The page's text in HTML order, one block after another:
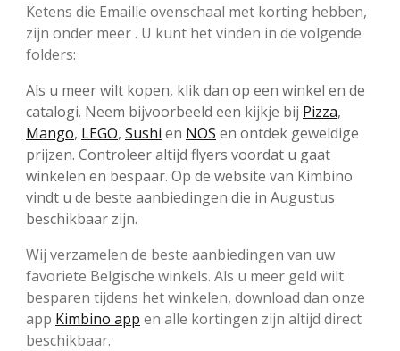
Ketens die Emaille ovenschaal met korting hebben,
zijn onder meer . U kunt het vinden in de volgende
folders:
Als u meer wilt kopen, klik dan op een winkel en de
catalogi. Neem bijvoorbeeld een kijkje bij Pizza,
Mango, LEGO, Sushi en NOS en ontdek geweldige
prijzen. Controleer altijd flyers voordat u gaat
winkelen en bespaar. Op de website van Kimbino
vindt u de beste aanbiedingen die in Augustus
beschikbaar zijn.
Wij verzamelen de beste aanbiedingen van uw
favoriete Belgische winkels. Als u meer geld wilt
besparen tijdens het winkelen, download dan onze
app Kimbino app en alle kortingen zijn altijd direct
beschikbaar.